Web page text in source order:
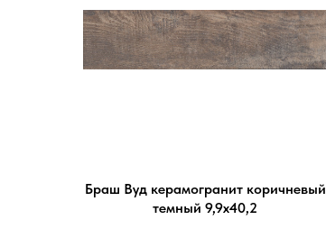
Браш Вуд керамогранит коричневый
темный 9,9х40,2